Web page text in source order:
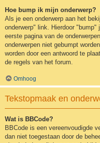
Hoe bump ik mijn onderwerp?
Als je een onderwerp aan het
onderwerp" link. Hierdoor "bump"
eerste pagina van de
onderwerpen niet gebumpt
worden door een antwoord te
de regels van het forum.
Omhoog
Tekstopmaak en
Wat is BBCode?
BBCode is een vereenvoudigde
dan niet toegestaan door de